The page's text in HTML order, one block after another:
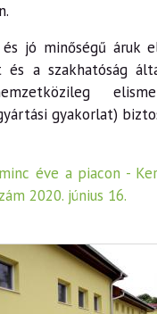
jó minőségű áruk
a szakhatóság
gyakorlat)
éve a piacon -
2020. június 16.